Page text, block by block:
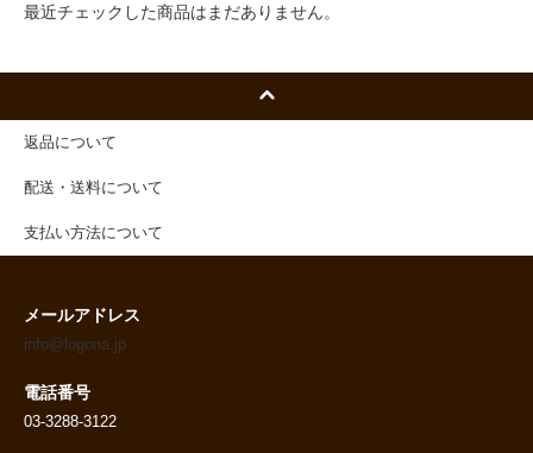
最近チェックした商品はまだありません。
返品について
配送・送料について
支払い方法について
メールアドレス
info@logona.jp
電話番号
03-3288-3122